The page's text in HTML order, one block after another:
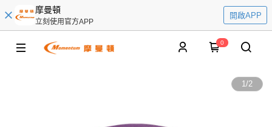
摩曼頓
立刻使用官方APP
開啟APP
0
1/2